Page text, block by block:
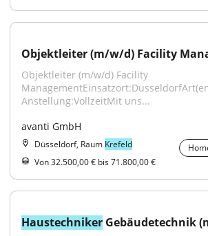
Objektleiter (m/w/d) Facility
Objektleiter (m/w/d) Facility
Anstellung:VollzeitMit uns...
avanti GmbH
Düsseldorf, Raum Krefeld
Von 32.500,00 € bis 71.800,00 €
Haustechniker Gebäudetechnik